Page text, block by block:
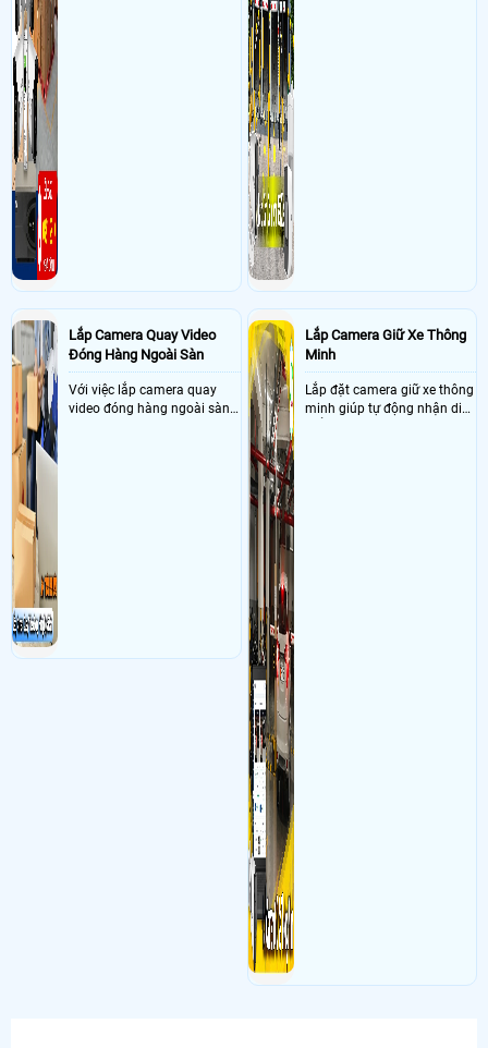
Lắp Camera Quay Video
Đóng Hàng Ngoài Sàn
Với việc lắp camera quay
video đóng hàng ngoài sàn
Lắp Camera Giữ Xe Thông
Minh
Lắp đặt camera giữ xe thông
minh giúp tự động nhận diện